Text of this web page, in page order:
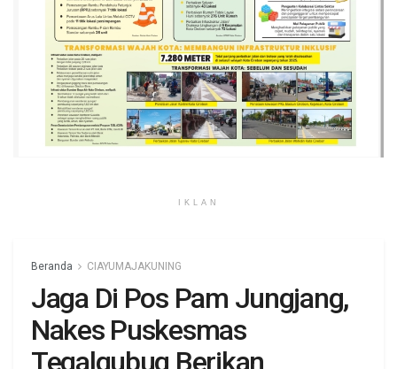
IKLAN
Beranda CIAYUMAJAKUNING
Jaga Di Pos Pam Jungjang,
Nakes Puskesmas
Tegalgubug Berikan